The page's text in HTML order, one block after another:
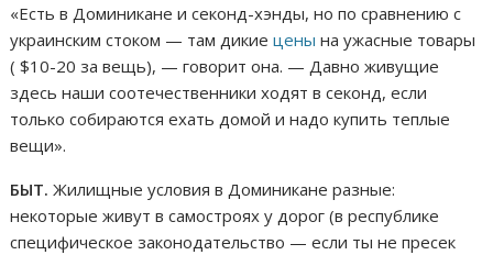
«Есть в Доминикане и секонд-хэнды, но по сравнению с
украинским стоком — там дикиецены на ужасные товары
( $10-20 за вещь), — говорит она. — Давно живущие
здесь наши соотечественники ходят в секонд, если
только собираются ехать домой и надо купить теплые
вещи».
БЫТ. Жилищные условия в Доминикане разные:
некоторые живут в самостроях у дорог (в республике
специфическое законодательство — если ты не пресек